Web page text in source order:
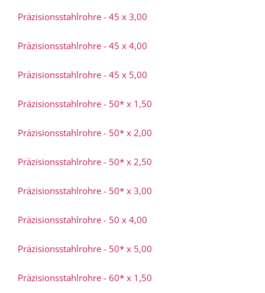
Präzisionsstahlrohre - 45 x 3,00
Präzisionsstahlrohre - 45 x 4,00
Präzisionsstahlrohre - 45 x 5,00
Präzisionsstahlrohre - 50* x 1,50
Präzisionsstahlrohre - 50* x 2,00
Präzisionsstahlrohre - 50* x 2,50
Präzisionsstahlrohre - 50* x 3,00
Präzisionsstahlrohre - 50 x 4,00
Präzisionsstahlrohre - 50* x 5,00
Präzisionsstahlrohre - 60* x 1,50